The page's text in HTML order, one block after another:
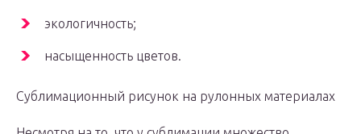
экологичность;
насыщенность цветов.
Сублимационный рисунок на рулонных материалах